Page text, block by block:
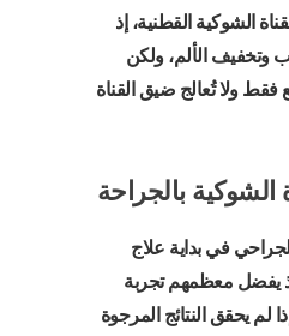
الشوكية القطنية، إذ
وتخفيف الألم، ولكن
فقط ولا تُعالج ضيق القناة
الشوكية بالجراحة
في بداية علاج
يفضل معظمهم تجربة
لم يحقق النتائج المرجوة